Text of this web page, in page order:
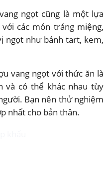
ngọt cũng là một lựa
các món tráng miệng,
ngọt như bánh tart, kem,
vang ngọt với thức ăn là
và có thể khác nhau tùy
Bạn nên thử nghiệm
nhất cho bản thân.